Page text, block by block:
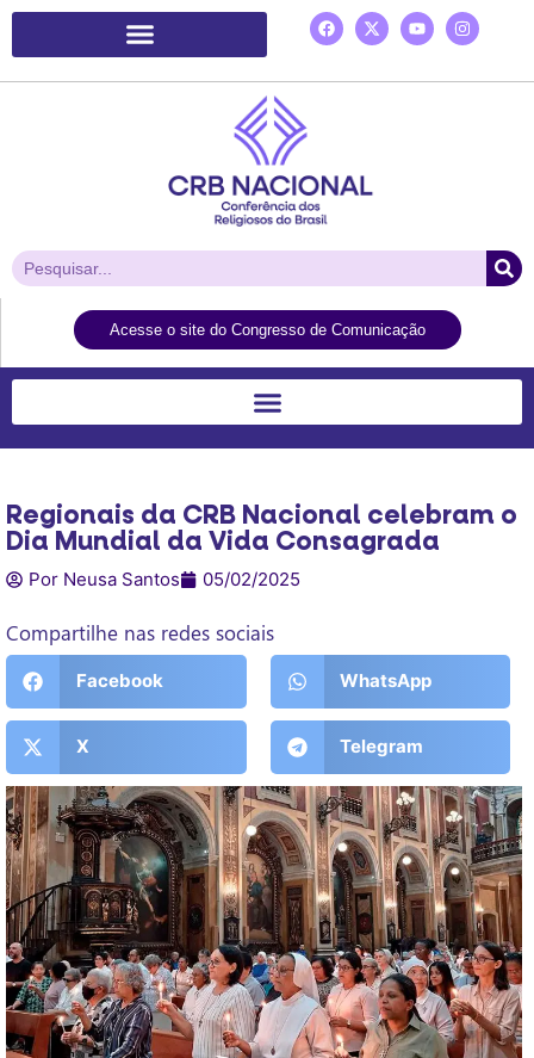
Acesse o site do Congresso de Comunicação
Regionais da CRB Nacional celebram o
Dia Mundial da Vida Consagrada
Por Neusa Santos 05/02/2025
Compartilhe nas redes sociais
Facebook WhatsApp
X Telegram